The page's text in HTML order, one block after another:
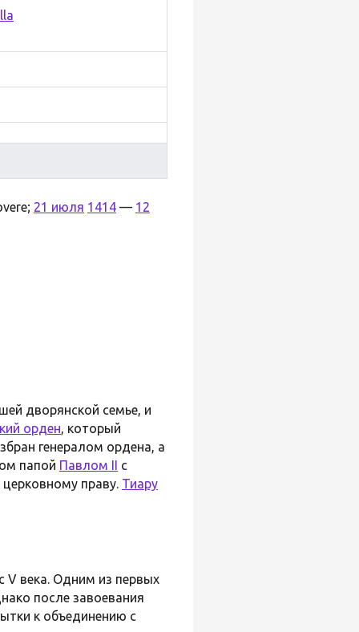
21 июля 1414 — 12
дворянской семье, и
орден, который
генералом ордена, а
папой Павлом II с
праву. Тиару
V века. Одним из первых
после завоевания
к объединению с